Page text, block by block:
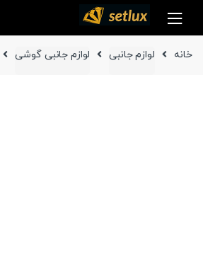
navigation
content
خانه لوازم جانبی لوازم جانبی گوشی